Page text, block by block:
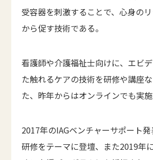
受容器を刺激することで、心身の
から促す技術である。
看護師や介護福祉士向けに、エビ
た触れるケアの技術を研修や講座
た、昨年からはオンラインでも実施
2017年のIAGベンチャーサポート
研修をテーマに登壇、また2019年